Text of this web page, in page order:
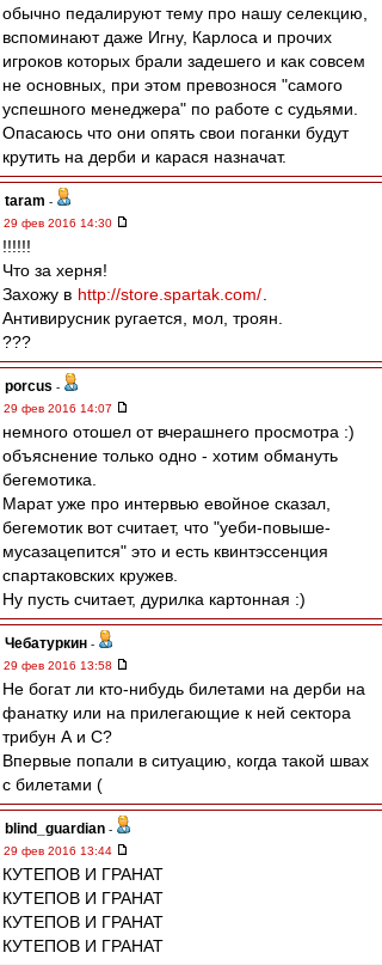
обычно педалируют тему про нашу селекцию,
вспоминают даже Игну, Карлоса и прочих
игроков которых брали задешего и как совсем
не основных, при этом превознося "самого
успешного менеджера" по работе с судьями.
Опасаюсь что они опять свои поганки будут
крутить на дерби и карася назначат.
taram -
29 фев 2016 14:30
!!!!!!
Что за херня!
Захожу в http://store.spartak.com/
Антивирусник ругается, мол, троян.
???
porcus -
29 фев 2016 14:07
немного отошел от вчерашнего просмотра :)
объяснение только одно - хотим обмануть
бегемотика.
Марат уже про интервью евойное сказал,
бегемотик вот считает, что "уеби-повыше-
мусазацепится" это и есть квинтэссенция
спартаковских кружев.
Ну пусть считает, дурилка картонная :)
Чебатуркин -
29 фев 2016 13:58
Не богат ли кто-нибудь билетами на дерби на
фанатку или на прилегающие к ней сектора
трибун А и С?
Впервые попали в ситуацию, когда такой швах
с билетами (
blind_guardian -
29 фев 2016 13:44
КУТЕПОВ И ГРАНАТ
КУТЕПОВ И ГРАНАТ
КУТЕПОВ И ГРАНАТ
КУТЕПОВ И ГРАНАТ